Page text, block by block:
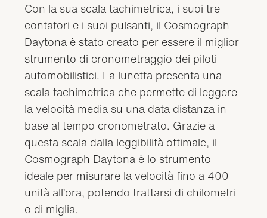
Con la sua scala tachimetrica, i suoi tre
contatori e i suoi pulsanti, il Cosmograph
Daytona è stato creato per essere il miglior
strumento di cronometraggio dei piloti
automobilistici. La lunetta presenta una
scala tachimetrica che permette di leggere
la velocità media su una data distanza in
base al tempo cronometrato. Grazie a
questa scala dalla leggibilità ottimale, il
Cosmograph Daytona è lo strumento
ideale per misurare la velocità fino a 400
unità all’ora, potendo trattarsi di chilometri
o di miglia.